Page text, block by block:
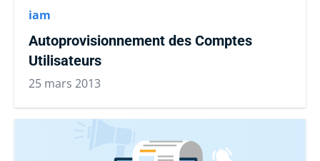
iam
Autoprovisionnement des Comptes
Utilisateurs
25 mars 2013